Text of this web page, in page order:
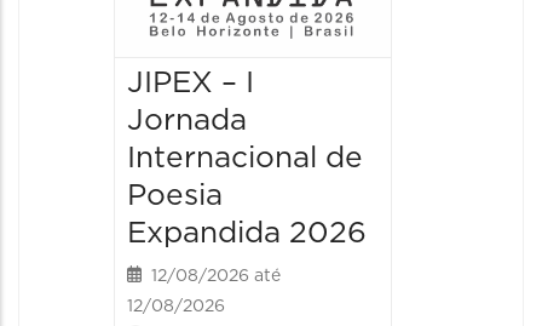
JIPEX – I
Jornada
Internacional de
Poesia
Expandida 2026
12/08/2026 até
12/08/2026